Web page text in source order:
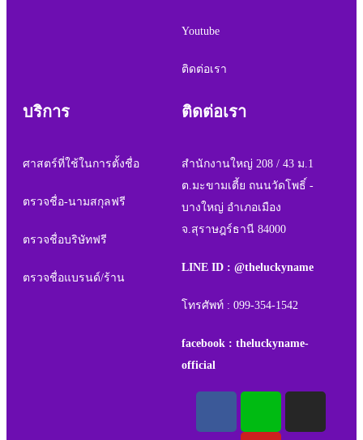
Youtube
ติดต่อเรา
บริการ
ศาสตร์ที่ใช้ในการตั้งชื่อ
ตรวจชื่อ-นามสกุลฟรี
ตรวจชื่อบริษัทฟรี
ตรวจชื่อแบรนด์/ร้าน
ติดต่อเรา
สำนักงานใหญ่ 208 / 43 ม.1
ต.มะขามเตี้ย ถนนวัดโพธิ์ -
บางใหญ่ อำเภอเมือง
จ.สุราษฎร์ธานี 84000
LINE ID : @theluckyname
โทรศัพท์ : 099-354-1542
facebook : theluckyname-
official